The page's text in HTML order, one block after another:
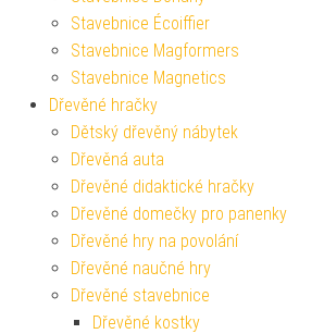
Stavebnice Écoiffier
Stavebnice Magformers
Stavebnice Magnetics
Dřevěné hračky
Dětský dřevěný nábytek
Dřevěná auta
Dřevěné didaktické hračky
Dřevěné domečky pro panenky
Dřevěné hry na povolání
Dřevěné naučné hry
Dřevěné stavebnice
Dřevěné kostky